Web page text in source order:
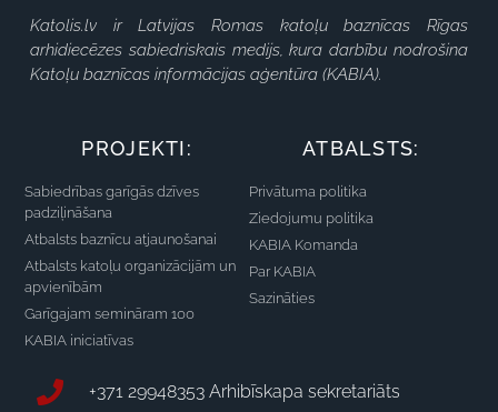
Katolis.lv ir Latvijas Romas katoļu baznīcas Rīgas
arhidiecēzes sabiedriskais medijs, kura darbību nodrošina
Katoļu baznīcas informācijas aģentūra (KABIA).
PROJEKTI:
Sabiedrības garīgās dzīves
padziļināšana
Atbalsts baznīcu atjaunošanai
Atbalsts katoļu organizācijām un
apvienībām
Garīgajam semināram 100
KABIA iniciatīvas
ATBALSTS:
Privātuma politika
Ziedojumu politika
KABIA Komanda
Par KABIA
Sazināties
+371 29948353 Arhibīskapa sekretariāts